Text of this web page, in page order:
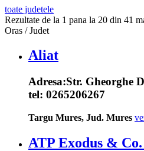
toate judetele
Rezultate de la 1 pana la 20 din 41
Oras / Judet
Aliat
Adresa:Str. Gheorghe
tel: 0265206267
Targu Mures, Jud. Mures
ATP Exodus &